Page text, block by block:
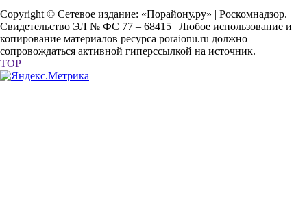
Copyright © Сетевое издание: «Порайону.ру» | Роскомнадзор.
Свидетельство ЭЛ № ФС 77 – 68415 | Любое использование и
копирование материалов ресурса poraionu.ru должно
сопровождаться активной гиперссылкой на источник.
TOP